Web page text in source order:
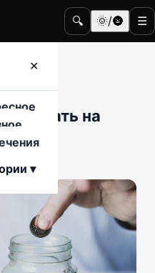
🔍 🌞/🌚 ☰
✕
▾
на